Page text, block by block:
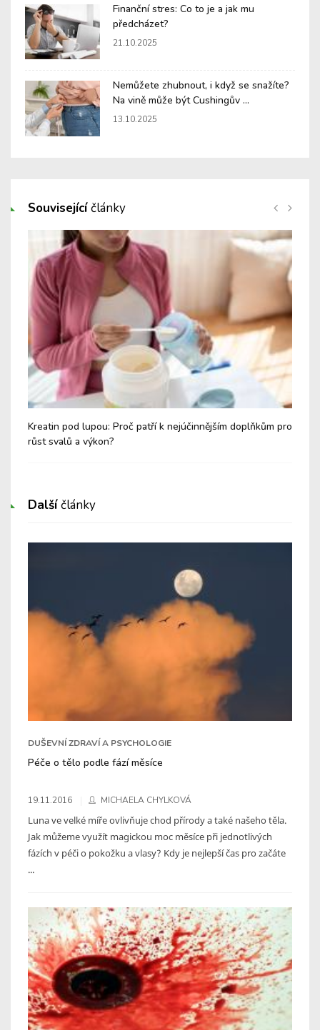
Finanční stres: Co to je a jak mu
předcházet?
21.10.2025
Nemůžete zhubnout, i když se snažíte?
Na vině může být Cushingův ...
13.10.2025
Souvisejícíčlánky
Kreatin pod lupou: Proč patří k nejúčinnějším doplňkům pro
růst svalů a výkon?
Dalšíčlánky
DUŠEVNÍ ZDRAVÍ A PSYCHOLOGIE
Péče o tělo podle fází měsíce
19.11.2016 MICHAELA CHYLKOVÁ
Luna ve velké míře ovlivňuje chod přírody a také našeho těla.
Jak můžeme využít magickou moc měsíce při jednotlivých
fázích v péči o pokožku a vlasy? Kdy je nejlepší čas pro začáte
...